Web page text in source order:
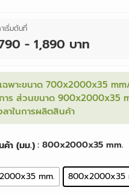
เริ่มต้นที่
- 1,890 บาท
ฉพาะขนาด 700x2000x35
าร ส่วนขนาด 900x2000x35
ลาในการผลิตสินค้า
ค้า (มม.): 800x2000x35 mm.
mm. 800x2000x35